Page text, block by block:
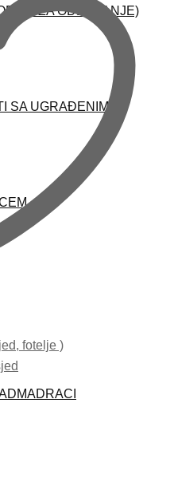
ZA ODLAGANJE)
SA UGRAĐENIM
fotelje )